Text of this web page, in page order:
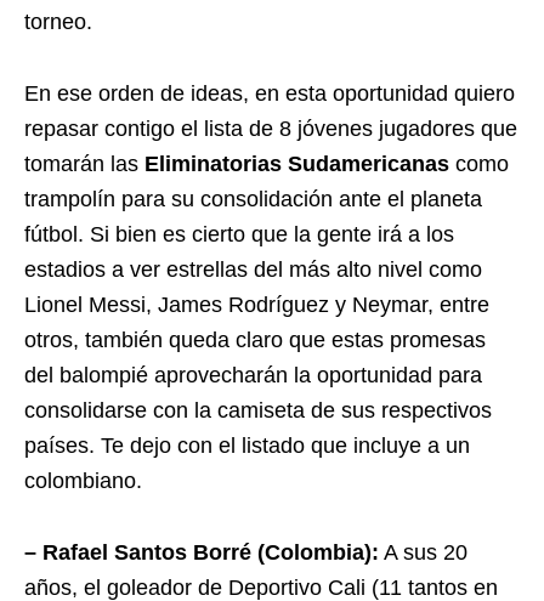
torneo.
En ese orden de ideas, en esta oportunidad quiero
repasar contigo el lista de 8 jóvenes jugadores que
tomarán las Eliminatorias Sudamericanas como
trampolín para su consolidación ante el planeta
fútbol. Si bien es cierto que la gente irá a los
estadios a ver estrellas del más alto nivel como
Lionel Messi, James Rodríguez y Neymar, entre
otros, también queda claro que estas promesas
del balompié aprovecharán la oportunidad para
consolidarse con la camiseta de sus respectivos
países. Te dejo con el listado que incluye a un
colombiano.
– Rafael Santos Borré (Colombia): A sus 20
años, el goleador de Deportivo Cali (11 tantos en